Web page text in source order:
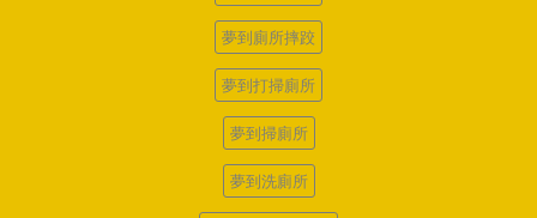
夢到廁所摔跤
夢到打掃廁所
夢到掃廁所
夢到洗廁所